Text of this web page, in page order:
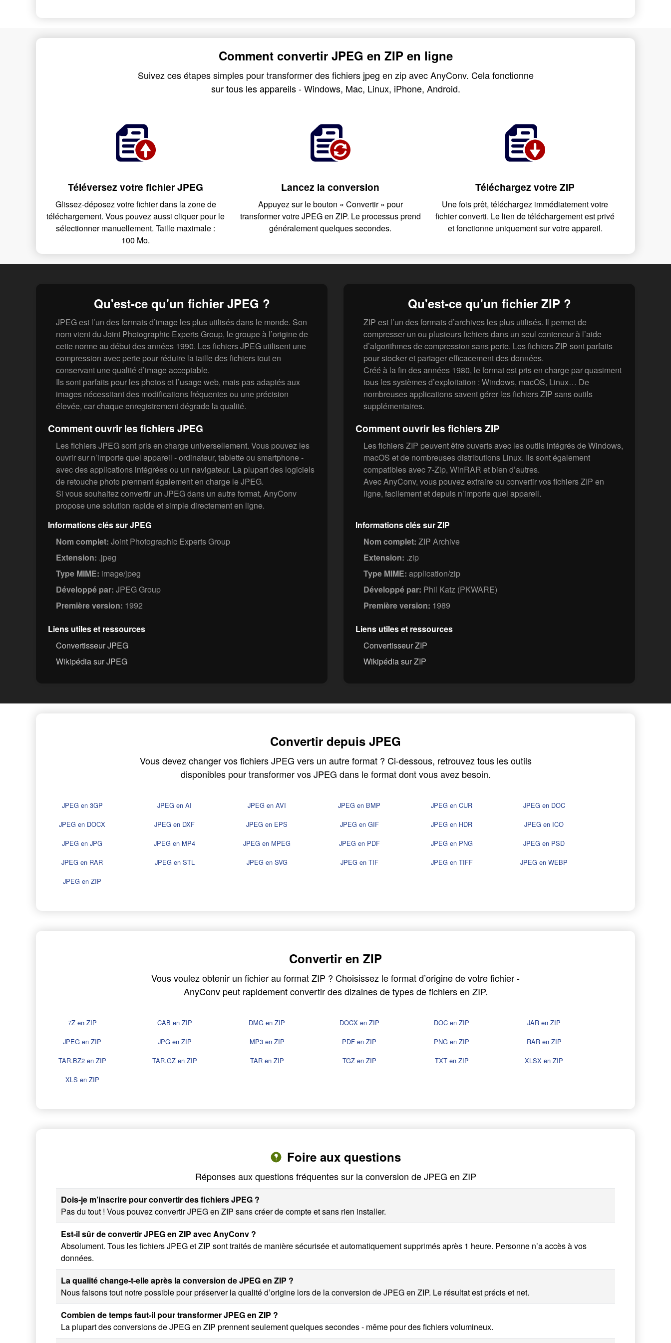
Comment convertir JPEG en ZIP en ligne
Suivez ces étapes simples pour transformer des fichiers jpeg en zip avec AnyConv. Cela fonctionne
sur tous les appareils - Windows, Mac, Linux, iPhone, Android.
Téléversez votre fichier JPEG
Glissez-déposez votre fichier dans la zone de
téléchargement. Vous pouvez aussi cliquer pour le
sélectionner manuellement. Taille maximale :
100 Mo.
Lancez la conversion
Appuyez sur le bouton « Convertir » pour
transformer votre JPEG en ZIP. Le processus prend
généralement quelques secondes.
Téléchargez votre ZIP
Une fois prêt, téléchargez immédiatement votre
fichier converti. Le lien de téléchargement est privé
et fonctionne uniquement sur votre appareil.
Qu'est-ce qu'un fichier JPEG ?
JPEG est l’un des formats d’image les plus utilisés dans le monde. Son
nom vient du Joint Photographic Experts Group, le groupe à l’origine de
cette norme au début des années 1990. Les fichiers JPEG utilisent une
compression avec perte pour réduire la taille des fichiers tout en
conservant une qualité d’image acceptable.
Ils sont parfaits pour les photos et l’usage web, mais pas adaptés aux
images nécessitant des modifications fréquentes ou une précision
élevée, car chaque enregistrement dégrade la qualité.
Comment ouvrir les fichiers JPEG
Les fichiers JPEG sont pris en charge universellement. Vous pouvez les
ouvrir sur n’importe quel appareil - ordinateur, tablette ou smartphone -
avec des applications intégrées ou un navigateur. La plupart des logiciels
de retouche photo prennent également en charge le JPEG.
Si vous souhaitez convertir un JPEG dans un autre format, AnyConv
propose une solution rapide et simple directement en ligne.
Informations clés sur JPEG
Nom complet: Joint Photographic Experts Group
Extension: .jpeg
Type MIME: image/jpeg
Développé par: JPEG Group
Première version: 1992
Liens utiles et ressources
Convertisseur JPEG
Wikipédia sur JPEG
Qu'est-ce qu'un fichier ZIP ?
ZIP est l’un des formats d’archives les plus utilisés. Il permet de
compresser un ou plusieurs fichiers dans un seul conteneur à l’aide
d’algorithmes de compression sans perte. Les fichiers ZIP sont parfaits
pour stocker et partager efficacement des données.
Créé à la fin des années 1980, le format est pris en charge par quasiment
tous les systèmes d’exploitation : Windows, macOS, Linux… De
nombreuses applications savent gérer les fichiers ZIP sans outils
supplémentaires.
Comment ouvrir les fichiers ZIP
Les fichiers ZIP peuvent être ouverts avec les outils intégrés de Windows,
macOS et de nombreuses distributions Linux. Ils sont également
compatibles avec 7-Zip, WinRAR et bien d’autres.
Avec AnyConv, vous pouvez extraire ou convertir vos fichiers ZIP en
ligne, facilement et depuis n’importe quel appareil.
Informations clés sur ZIP
Nom complet: ZIP Archive
Extension: .zip
Type MIME: application/zip
Développé par: Phil Katz (PKWARE)
Première version: 1989
Liens utiles et ressources
Convertisseur ZIP
Wikipédia sur ZIP
Convertir depuis JPEG
Vous devez changer vos fichiers JPEG vers un autre format ? Ci-dessous, retrouvez tous les outils
disponibles pour transformer vos JPEG dans le format dont vous avez besoin.
JPEG en 3GP JPEG en AI JPEG en AVI JPEG en BMP JPEG en CUR
JPEG en DOC
JPEG en DOCX
JPEG en DXF JPEG en EPS JPEG en GIF JPEG en HDR
JPEG en ICO
JPEG en JPG
JPEG en MP4 JPEG en MPEG JPEG en PDF JPEG en PNG
JPEG en PSD
JPEG en RAR
JPEG en STL JPEG en SVG JPEG en TIF JPEG en TIFF
JPEG en WEBP
JPEG en ZIP
Convertir en ZIP
Vous voulez obtenir un fichier au format ZIP ? Choisissez le format d’origine de votre fichier -
AnyConv peut rapidement convertir des dizaines de types de fichiers en ZIP.
7Z en ZIP CAB en ZIP DMG en ZIP DOCX en ZIP DOC en ZIP
JAR en ZIP
JPEG en ZIP
JPG en ZIP MP3 en ZIP PDF en ZIP PNG en ZIP
RAR en ZIP
TAR.BZ2 en ZIP
TAR.GZ en ZIP TAR en ZIP TGZ en ZIP TXT en ZIP
XLSX en ZIP
XLS en ZIP
Foire aux questions
Réponses aux questions fréquentes sur la conversion de JPEG en ZIP
Dois-je m’inscrire pour convertir des fichiers JPEG ?
Pas du tout ! Vous pouvez convertir JPEG en ZIP sans créer de compte et sans rien installer.
Est-il sûr de convertir JPEG en ZIP avec AnyConv ?
Absolument. Tous les fichiers JPEG et ZIP sont traités de manière sécurisée et automatiquement supprimés après 1 heure. Personne n’a accès à vos
données.
La qualité change-t-elle après la conversion de JPEG en ZIP ?
Nous faisons tout notre possible pour préserver la qualité d’origine lors de la conversion de JPEG en ZIP. Le résultat est précis et net.
Combien de temps faut-il pour transformer JPEG en ZIP ?
La plupart des conversions de JPEG en ZIP prennent seulement quelques secondes - même pour des fichiers volumineux.